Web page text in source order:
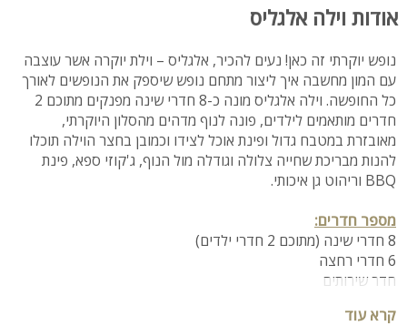
אודות וילה אלגליס
נופש יוקרתי זה כאן! נעים להכיר, אלגליס – וילת יוקרה אשר עוצבה
עם המון מחשבה איך ליצור מתחם נופש שיספק את הנופשים לאורך
כל החופשה. וילה אלגליס מונה כ-8 חדרי שינה מפנקים מתוכם 2
חדרים מותאמים לילדים, פונה לנוף מדהים מהסלון היוקרתי,
מאובזרת במטבח גדול ופינת אוכל לצידו וכמובן בחצר הוילה תוכלו
להנות מבריכת שחייה צלולה וגודלה מול הנוף, ג'קוזי ספא, פינת
BBQ וריהוט גן איכותי.
מספר חדרים:
8 חדרי שינה (מתוכם 2 חדרי ילדים)
6 חדרי רחצה
חדר שירותים
מיקום:
קרא עוד